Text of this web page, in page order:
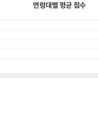
연령대별 평균 점수